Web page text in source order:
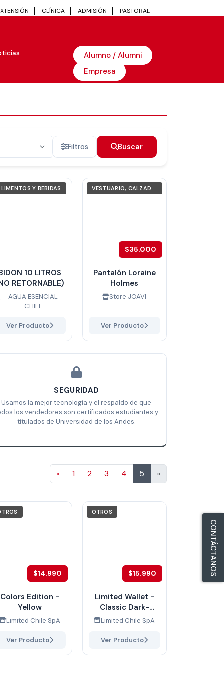
CLÍNICA ADMISIÓN PASTORAL
Alumno / Alumni
Empresa
Filtros Buscar
Y BEBIDAS
10 LITROS
RETORNABLE)
AGUA ESENCIAL
CHILE
Ver Producto
VESTUARIO, CALZADO Y ACCESORIOS
$35.000
Pantalón Loraine
Holmes
Store JOAVI
Ver Producto
SEGURIDAD
Usamos la mejor tecnología y el respaldo de que
los vendedores son certificados estudiantes y
títulados de Universidad de los Andes.
«Anterior
1 2 3 4 5 »
$14.990
Colors Edition -
Yellow
Limited Chile SpA
Ver Producto
OTROS
$15.990
Limited Wallet -
Classic Dark-
Brown
Limited Chile SpA
Ver Producto
CONTÁCTANOS